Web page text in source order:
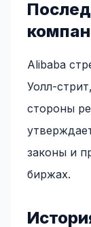
Alibaba
Уолл-
стороны
законы и
биржах.